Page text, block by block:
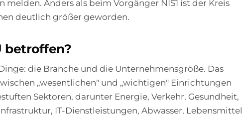
melden. Anders als beim Vorgänger NIS1 ist der Kreis
deutlich größer geworden.
betroffen?
die Branche und die Unternehmensgröße. Das
„wesentlichen" und „wichtigen" Einrichtungen
Sektoren, darunter Energie, Verkehr, Gesundheit,
IT-Dienstleistungen, Abwasser, Lebensmittel